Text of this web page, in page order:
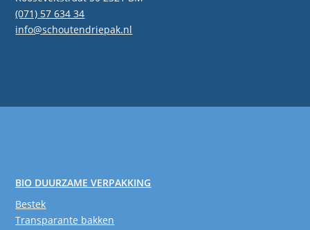
(071) 57 634 34
info@schoutendriepak.nl
BIO DUURZAME VERPAKKING
Bestek
Transparante bakken